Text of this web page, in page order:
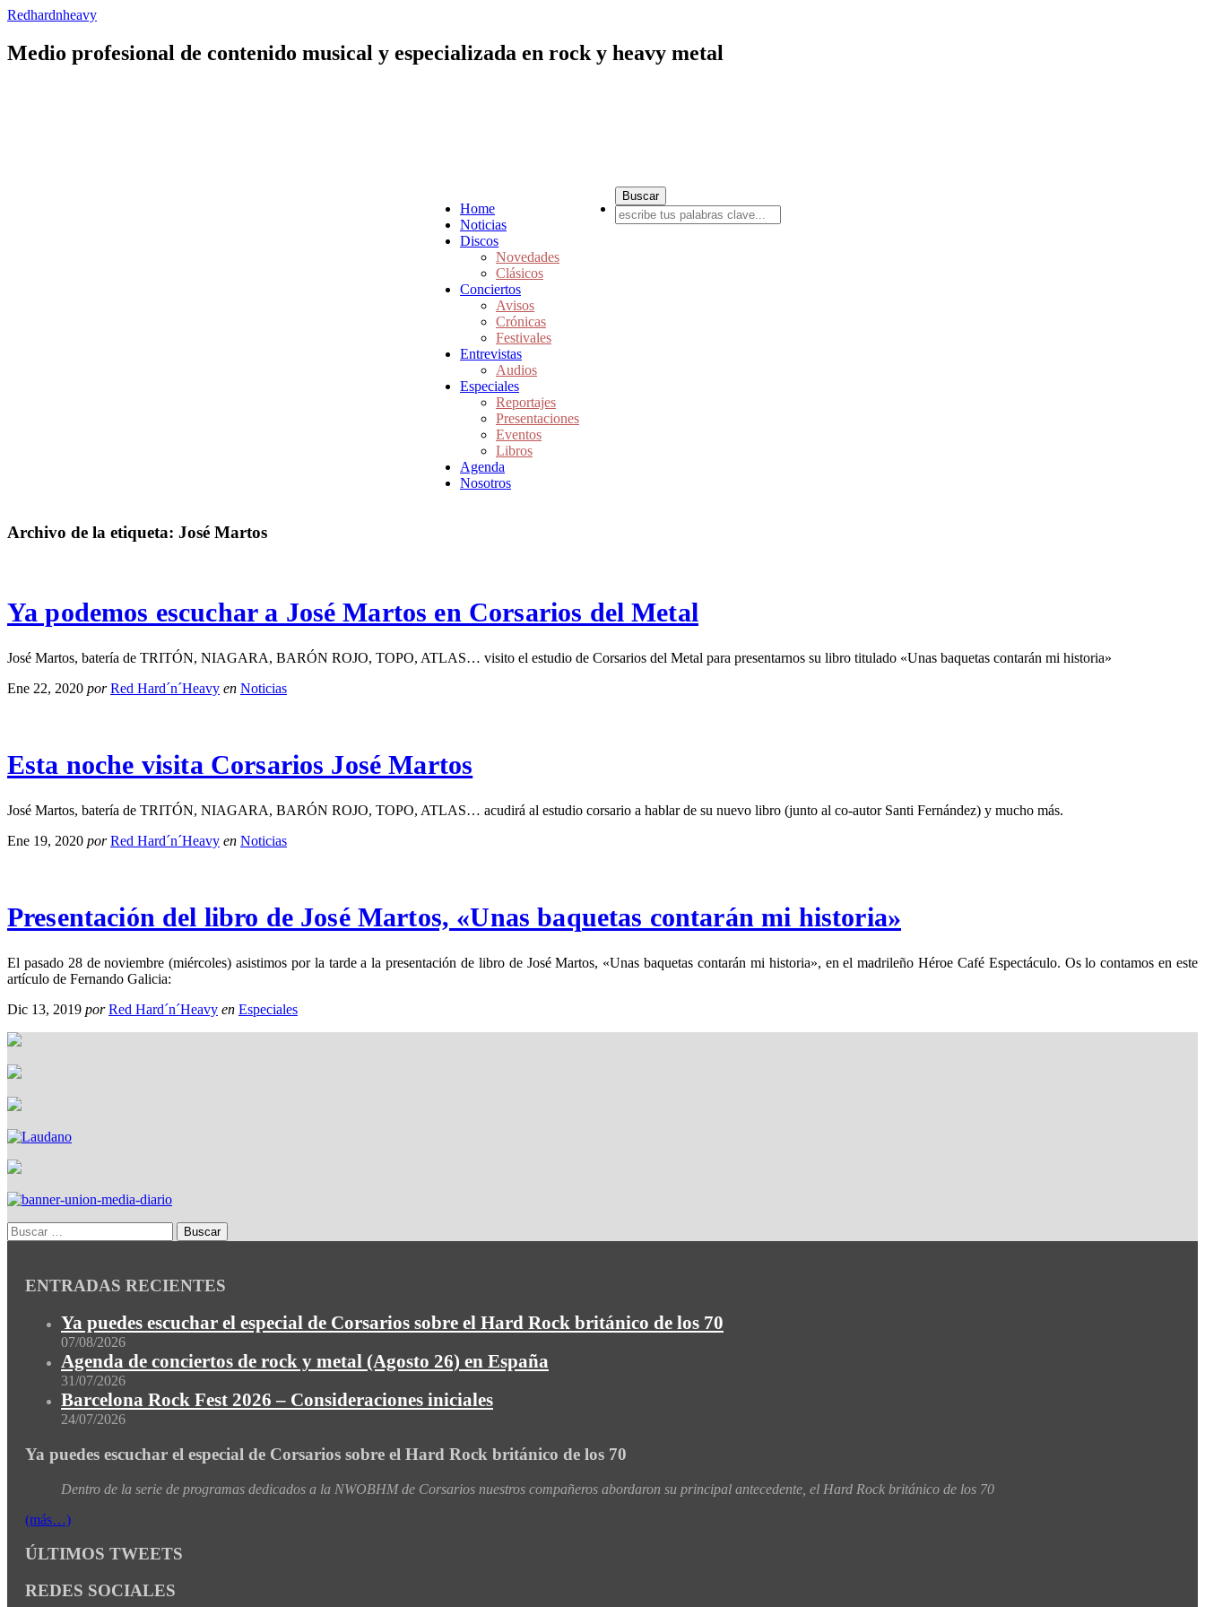
Redhardnheavy
Medio profesional de contenido musical y especializada en rock y heavy metal
Home
Noticias
Discos
Novedades
Clásicos
Conciertos
Avisos
Crónicas
Festivales
Entrevistas
Audios
Especiales
Reportajes
Presentaciones
Eventos
Libros
Agenda
Nosotros
Archivo de la etiqueta: José Martos
Ya podemos escuchar a José Martos en Corsarios del Metal
José Martos, batería de TRITÓN, NIAGARA, BARÓN ROJO, TOPO, ATLAS… visito el estudio de Corsarios del Metal para presentarnos su libro titulado «Unas baquetas contarán mi historia»
Ene 22, 2020 por Red Hard´n´Heavy en Noticias
Esta noche visita Corsarios José Martos
José Martos, batería de TRITÓN, NIAGARA, BARÓN ROJO, TOPO, ATLAS… acudirá al estudio corsario a hablar de su nuevo libro (junto al co-autor Santi Fernández) y mucho más.
Ene 19, 2020 por Red Hard´n´Heavy en Noticias
Presentación del libro de José Martos, «Unas baquetas contarán mi historia»
El pasado 28 de noviembre (miércoles) asistimos por la tarde a la presentación de libro de José Martos, «Unas baquetas contarán mi historia», en el madrileño Héroe Café Espectáculo. Os lo contamos en este
artículo de Fernando Galicia:
Dic 13, 2019 por Red Hard´n´Heavy en Especiales
ENTRADAS RECIENTES
Ya puedes escuchar el especial de Corsarios sobre el Hard Rock británico de los 70
07/08/2026
Agenda de conciertos de rock y metal (Agosto 26) en España
31/07/2026
Barcelona Rock Fest 2026 – Consideraciones iniciales
24/07/2026
Ya puedes escuchar el especial de Corsarios sobre el Hard Rock británico de los 70
Dentro de la serie de programas dedicados a la NWOBHM de Corsarios nuestros compañeros abordaron su principal antecedente, el Hard Rock británico de los 70
(más…)
ÚLTIMOS TWEETS
REDES SOCIALES